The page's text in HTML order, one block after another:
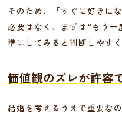
そのため、「すぐに好きに
必要はなく、まずは“もう
準にしてみると判断しやすく
価値観のズレが許容
結婚を考えるうえで重要な